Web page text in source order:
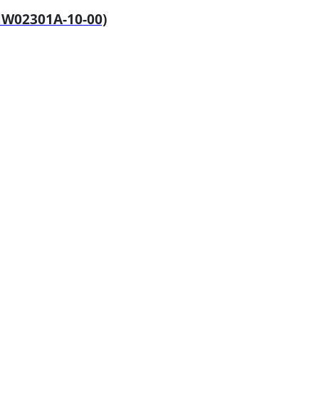
10-00)